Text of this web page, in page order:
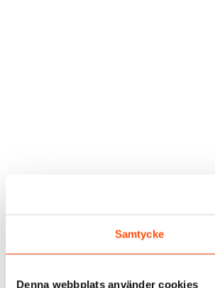
Samtycke
Denna webbplats använder cookies